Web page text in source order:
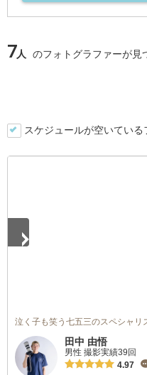
7人 のフォトグラファーが見
スケジュールが空いてい
泣く子も笑う七五三のスペシャ
田中 由悟
男性 撮影実績39回
4.97